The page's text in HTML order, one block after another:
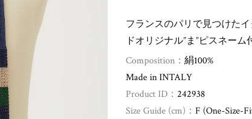
フランスのパリで見つけた
ドオリジナル”ま”ピスネーム
Composition： 絹100%
Made in INTALY
Product ID： 242938
Size Guide (cm)： F (One-Size-